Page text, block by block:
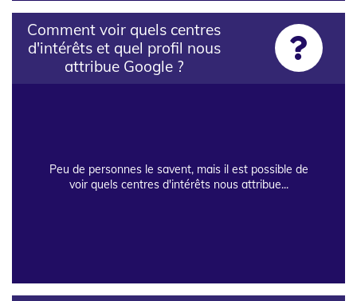
Comment voir quels centres
d'intérêts et quel profil nous
attribue Google ?
Peu de personnes le savent, mais il est possible de
voir quels centres d'intérêts nous attribue...